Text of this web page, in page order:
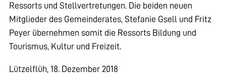
Ressorts und Stellvertretungen. Die beiden neuen
Mitglieder des Gemeinderates, Stefanie Gsell und Fritz
Peyer übernehmen somit die Ressorts Bildung und
Tourismus, Kultur und Freizeit.
Lützelflüh, 18. Dezember 2018